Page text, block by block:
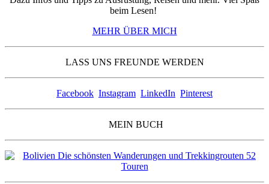
beim Lesen!
MEHR ÜBER MICH
LASS UNS FREUNDE WERDEN
Facebook Instagram LinkedIn Pinterest
MEIN BUCH